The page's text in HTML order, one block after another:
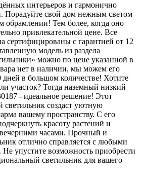
интерьеров и гармонично
Порадуйте свой дом нежным светом
обрамлении! Тем более, когда оно
привлекательной цене. Все
сертифицированы с гарантией от 12
модель из раздела
можно по цене указанной в
нет в наличии, мы можем его
дней в большом количестве! Хотите
участок? Тогда наземный низкий
- идеальное решение! Этот
светильник создаст уютную
вашему пространству. С его
красоту растений и
вечерними часами. Прочный и
отлично справляется с любыми
упустите возможность приобрести
светильник для вашего